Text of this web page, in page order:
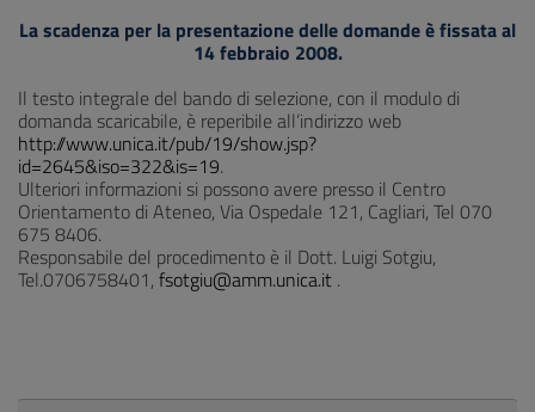
La scadenza per la presentazione delle domande è fissata al
14 febbraio 2008.
Il testo integrale del bando di selezione, con il modulo di
domanda scaricabile, è reperibile all’indirizzo web
http://www.unica.it/pub/19/show.jsp?
id=2645&iso=322&is=19.
Ulteriori informazioni si possono avere presso il Centro
Orientamento di Ateneo, Via Ospedale 121, Cagliari, Tel 070
675 8406.
Responsabile del procedimento è il Dott. Luigi Sotgiu,
Tel.0706758401, fsotgiu@amm.unica.it .